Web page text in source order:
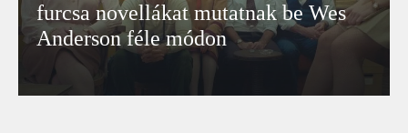
furcsa novellákat mutatnak be Wes
Anderson féle módon